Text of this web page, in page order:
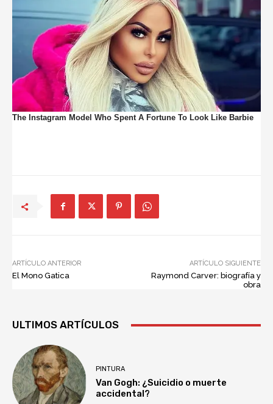
ARTÍCULO ANTERIOR
El Mono Gatica
ARTÍCULO SIGUIENTE
Raymond Carver: biografía y
obra
ULTIMOS ARTÍCULOS
PINTURA
Van Gogh: ¿Suicidio o muerte
accidental?